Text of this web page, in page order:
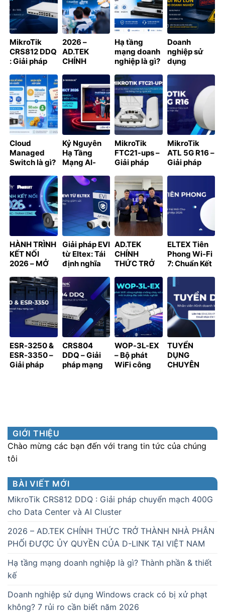
MikroTik
CRS812 DDQ
: Giải pháp
mạch 400G
cho Data
Center và AI
Cluster
2026 –
AD.TEK
CHÍNH
THÀNH NHÀ
PHÂN PHỐI
ĐƯỢC ỦY
QUYỀN CỦA
D-LINK TẠI
VIỆT NAM
Hạ tầng
mạng doanh
nghiệp là gì?
& thiết kế
Doanh
nghiệp sử
dụng
crack có bị
xử phạt
không? 7 rủi
ro cần biết
năm 2026
Cloud
Managed
Switch là gì?
NSW3000,
NSW2100
lên Cloud và
nhận điểm
thưởng cùng
chương trình
LET’S GO TO
CLOUD 2026
Kỷ Nguyên
Hạ Tầng
Mạng AI-
Pháp Từ
Connect
MikroTik
FTC21-ups –
Giải pháp
Converter
tích hợp UPS
dành cho hệ
thống mạng
ngoài trời
MikroTik
ATL 5G R16 –
Giải pháp
suất cao cho
doanh
nghiệp hiện
HÀNH TRÌNH
KẾT NỐI
2026 – MỞ
SINH THÁI,
LAN TỎA GIÁ
TRỊ HỢP TÁC
KHU VỰC
PHÍA NAM
Giải pháp EVI
từ Eltex: Tái
định nghĩa
giám sát và
kiểm soát
truy cập
AD.TEK
CHÍNH
THỨC TRỞ
TÁC CHIẾN
LƯỢC CỦA
SPON TẠI
VIỆT NAM
ELTEX Tiên
Phong Wi-Fi
7: Chuẩn Kết
Mới Cho Hạ
Tầng Doanh
Nghiệp 2026
ESR-3250 &
ESR-3350 –
Giải pháp
CRS804
DDQ – Giải
pháp mạng
WOP-3L-EX
– Bộ phát
WiFi công
TUYỂN
DỤNG
CHUYÊN
GIỚI THIỆU
Chào mừng các bạn đến với trang tin tức của chúng
tôi
BÀI VIẾT MỚI
MikroTik CRS812 DDQ : Giải pháp chuyển mạch 400G
cho Data Center và AI Cluster
2026 – AD.TEK CHÍNH THỨC TRỞ THÀNH NHÀ PHÂN
PHỐI ĐƯỢC ỦY QUYỀN CỦA D-LINK TẠI VIỆT NAM
Hạ tầng mạng doanh nghiệp là gì? Thành phần & thiết
kế
Doanh nghiệp sử dụng Windows crack có bị xử phạt
không? 7 rủi ro cần biết năm 2026